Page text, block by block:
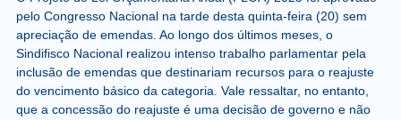
pelo Congresso Nacional na tarde desta quinta-feira (20) sem
apreciação de emendas. Ao longo dos últimos meses, o
Sindifisco Nacional realizou intenso trabalho parlamentar pela
inclusão de emendas que destinariam recursos para o reajuste
do vencimento básico da categoria. Vale ressaltar, no entanto,
que a concessão do reajuste é uma decisão de governo e não